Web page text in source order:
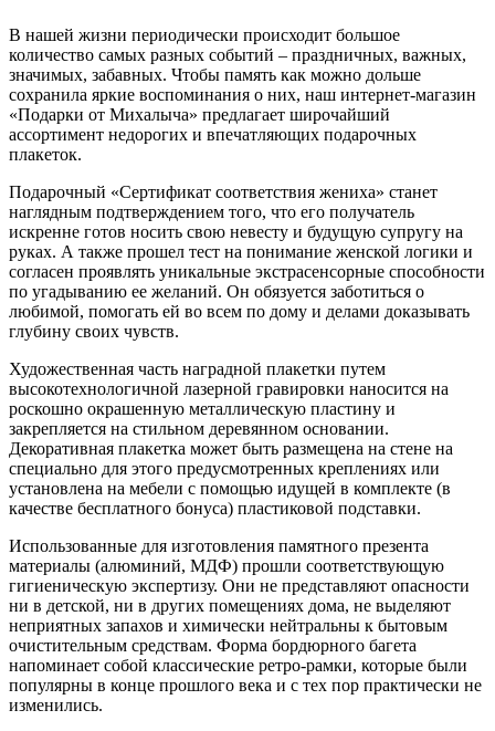
В нашей жизни периодически происходит большое
количество самых разных событий – праздничных, важных,
значимых, забавных. Чтобы память как можно дольше
сохранила яркие воспоминания о них, наш интернет-магазин
«Подарки от Михалыча» предлагает широчайший
ассортимент недорогих и впечатляющих подарочных
плакеток.
Подарочный «Сертификат соответствия жениха» станет
наглядным подтверждением того, что его получатель
искренне готов носить свою невесту и будущую супругу на
руках. А также прошел тест на понимание женской логики и
согласен проявлять уникальные экстрасенсорные способности
по угадыванию ее желаний. Он обязуется заботиться о
любимой, помогать ей во всем по дому и делами доказывать
глубину своих чувств.
Художественная часть наградной плакетки путем
высокотехнологичной лазерной гравировки наносится на
роскошно окрашенную металлическую пластину и
закрепляется на стильном деревянном основании.
Декоративная плакетка может быть размещена на стене на
специально для этого предусмотренных креплениях или
установлена на мебели с помощью идущей в комплекте (в
качестве бесплатного бонуса) пластиковой подставки.
Использованные для изготовления памятного презента
материалы (алюминий, МДФ) прошли соответствующую
гигиеническую экспертизу. Они не представляют опасности
ни в детской, ни в других помещениях дома, не выделяют
неприятных запахов и химически нейтральны к бытовым
очистительным средствам. Форма бордюрного багета
напоминает собой классические ретро-рамки, которые были
популярны в конце прошлого века и с тех пор практически не
изменились.